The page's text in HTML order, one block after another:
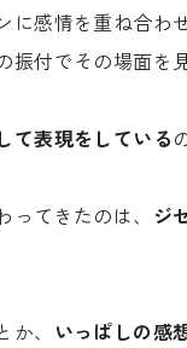
に感情を重ね合わ
振付でその場面を
て表現をしている
てきたのは、 ジ
、 いっぱしの感